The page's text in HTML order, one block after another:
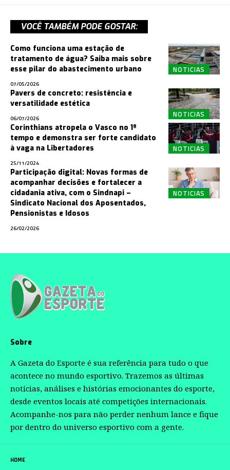
VOCÊ TAMBÉM PODE GOSTAR:
NOTICIAS
Como funciona uma estação de
tratamento de água? Saiba mais sobre
esse pilar do abastecimento urbano
07/05/2026
NOTICIAS
Pavers de concreto: resistência e
versatilidade estética
06/07/2026
NOTICIAS
Corinthians atropela o Vasco no 1º
tempo e demonstra ser forte candidato
à vaga na Libertadores
25/11/2024
NOTICIAS
Participação digital: Novas formas de
acompanhar decisões e fortalecer a
cidadania ativa, com o Sindnapi –
Sindicato Nacional dos Aposentados,
Pensionistas e Idosos
26/02/2026
Sobre
A Gazeta do Esporte é sua referência para tudo o que
acontece no mundo esportivo. Trazemos as últimas
notícias, análises e histórias emocionantes do esporte,
desde eventos locais até competições internacionais.
Acompanhe-nos para não perder nenhum lance e fique
por dentro do universo esportivo com a gente.
HOME